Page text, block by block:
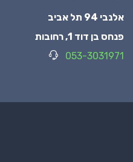
אלנבי 94 תל אביב
פנחס בן דוד 1, רחובות
053-3031971